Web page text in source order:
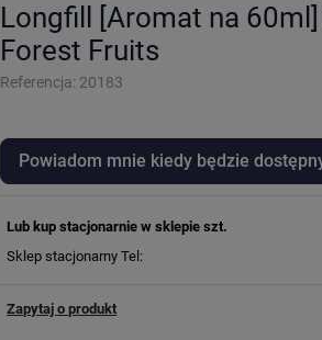
Longfill [Aromat na
Forest Fruits
Referencja: 20183
Powiadom mnie kiedy będzie
Lub kup stacjonarnie w sklepieszt.
Sklep stacjonarnyTel:
Zapytaj o produkt